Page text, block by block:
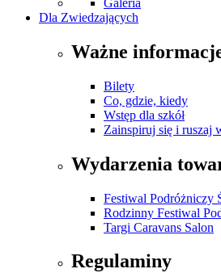
Galeria
Dla Zwiedzających
Ważne
Bilety
Co, gdzie, kiedy
Wstęp dla szkół
Zainspiruj się i ruszaj
Wydarzenia
Festiwal Podróżniczy
Rodzinny Festiwal
Targi Caravans Salon
Regulaminy